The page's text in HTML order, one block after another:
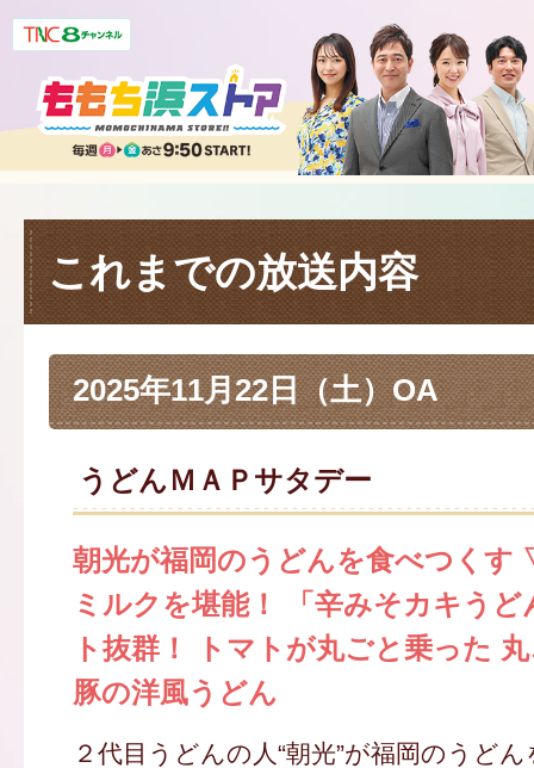
これまでの放送内容
2025年11月22日（土）OA
うどんＭＡＰサタデー
朝光が福岡のうどんを食べつくす
ミルクを堪能！ 「辛みそカキう
ト抜群！ トマトが丸ごと乗った
豚の洋風うどん
２代目うどんの人“朝光”が福岡のうど